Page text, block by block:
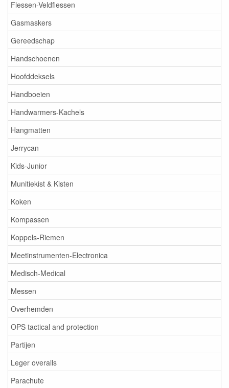
Flessen-Veldflessen
Gasmaskers
Gereedschap
Handschoenen
Hoofddeksels
Handboeien
Handwarmers-Kachels
Hangmatten
Jerrycan
Kids-Junior
Munitiekist & Kisten
Koken
Kompassen
Koppels-Riemen
Meetinstrumenten-Electronica
Medisch-Medical
Messen
Overhemden
OPS tactical and protection
Partijen
Leger overalls
Parachute